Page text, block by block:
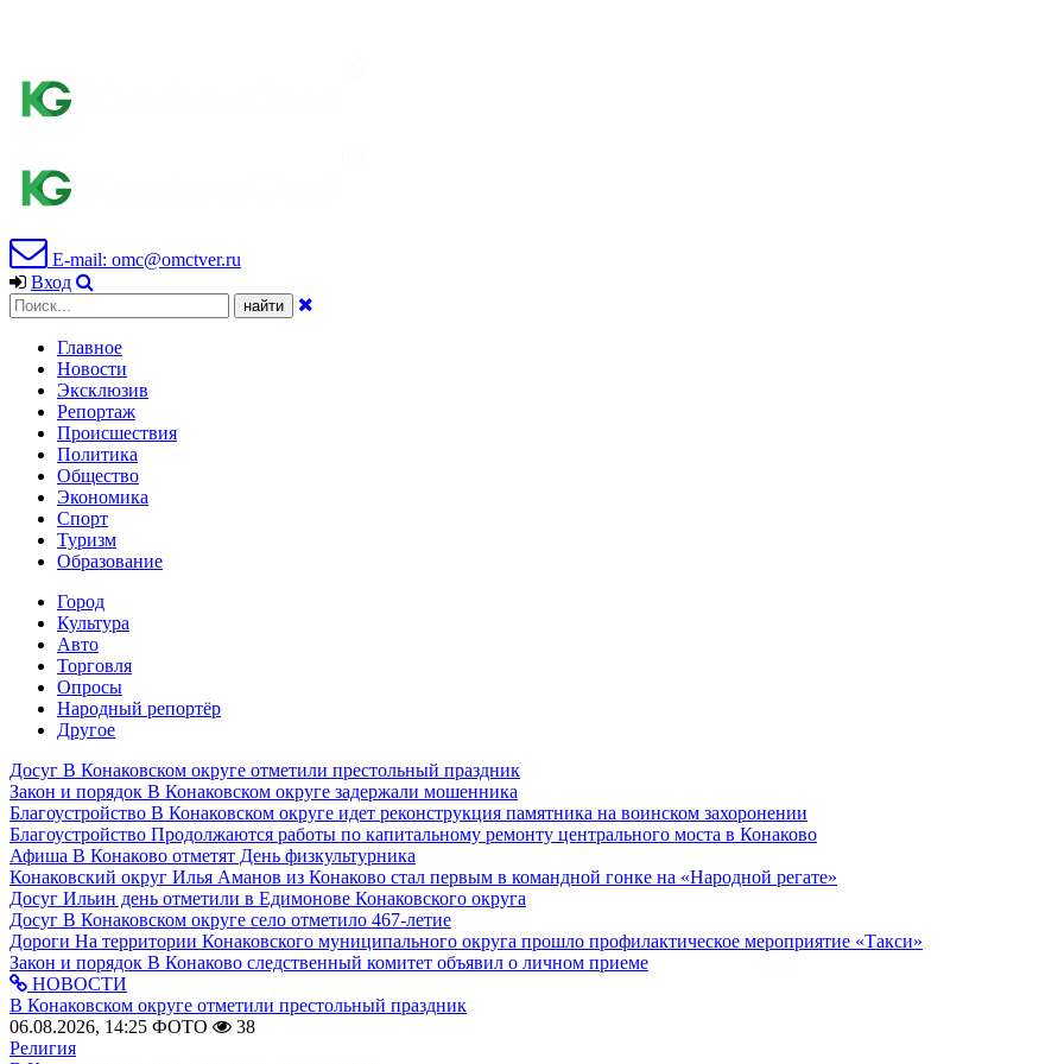
E-mail: omc@omctver.ru
Вход
Главное
Новости
Эксклюзив
Репортаж
Происшествия
Политика
Общество
Экономика
Спорт
Туризм
Образование
Город
Культура
Авто
Торговля
Опросы
Народный репортёр
Другое
Досуг В Конаковском округе отметили престольный праздник
Закон и порядок В Конаковском округе задержали мошенника
Благоустройство В Конаковском округе идет реконструкция памятника на воинском захоронении
Благоустройство Продолжаются работы по капитальному ремонту центрального моста в Конаково
Афиша В Конаково отметят День физкультурника
Конаковский округ Илья Аманов из Конаково стал первым в командной гонке на «Народной регате»
Досуг Ильин день отметили в Едимонове Конаковского округа
Досуг В Конаковском округе село отметило 467-летие
Дороги На территории Конаковского муниципального округа прошло профилактическое мероприятие «Такси»
Закон и порядок В Конаково следственный комитет объявил о личном приеме
НОВОСТИ
В Конаковском округе отметили престольный праздник
06.08.2026, 14:25 ФОТО
38
Религия